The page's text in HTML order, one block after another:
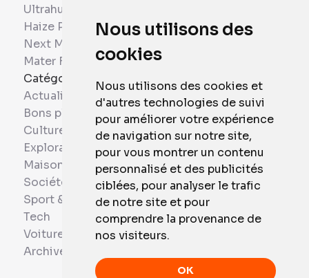
Nous utilisons des
cookies
Nous utilisons des cookies et
d'autres technologies de suivi
pour améliorer votre expérience
de navigation sur notre site,
pour vous montrer un contenu
personnalisé et des publicités
ciblées, pour analyser le trafic
de notre site et pour
comprendre la provenance de
nos visiteurs.
OK
Ultrahuman
Haize Project
Next Mobiles
Mater France
Catégories
Actualités
Bons plans
Culture
Exploration
Maison et Domotique
Société
Sport & Santé
Tech
Voitures
Archives